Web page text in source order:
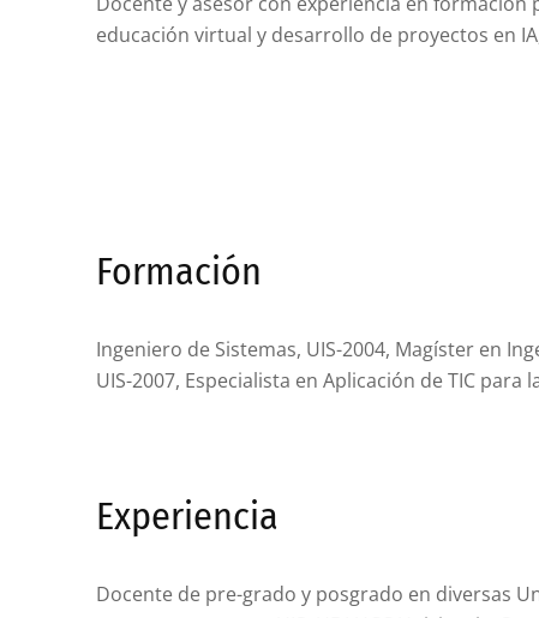
educación virtual y desarrollo de proyectos en
Formación
Ingeniero de Sistemas, UIS-2004, Magíster en
UIS-2007, Especialista en Aplicación de TIC para
Experiencia
Docente de pre-grado y posgrado en diversas